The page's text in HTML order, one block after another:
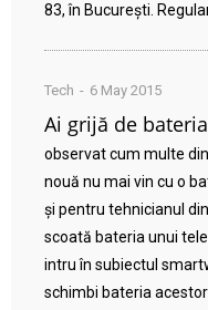
83, în București.
Tech 6 May 2015
Ai grijă de
observat cum multe
nouă nu mai vin cu o
și pentru tehnicianul
scoată bateria unui
intru în subiectul
schimbi bateria